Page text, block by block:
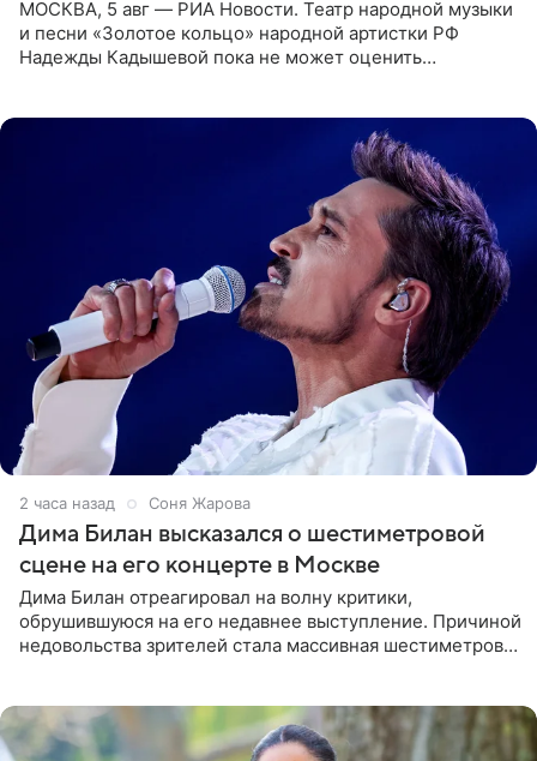
МОСКВА, 5 авг — РИА Новости. Театр народной музыки
и песни «Золотое кольцо» народной артистки РФ
Надежды Кадышевой пока не может оценить
2 часа назад Соня Жарова
Дима Билан высказался о шестиметровой
сцене на его концерте в Москве
Дима Билан отреагировал на волну критики,
обрушившуюся на его недавнее выступление. Причиной
недовольства зрителей стала массивная шестиметровая